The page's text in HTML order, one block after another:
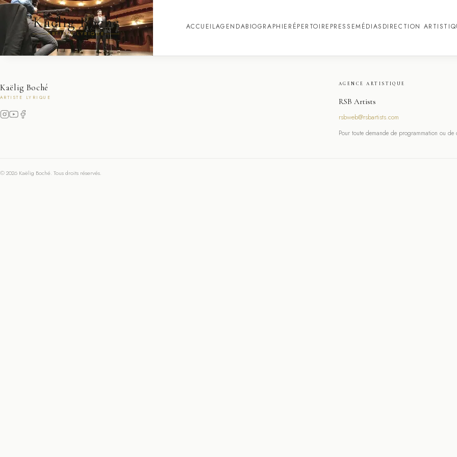
Kaëlig Boché
ARTISTE LYRIQUE
ACCUEILAGENDABIOGRAPHIE RÉPERTOIRE PRESSEMÉDIAS DIRECTION
Kaëlig Boché
ARTISTE LYRIQUE
AGENCE ARTISTIQUE
RSB Artists
rsbweb@rsbartists.com
Pour toute demande de programmation ou
© 2026 Kaëlig Boché. Tous droits réservés.